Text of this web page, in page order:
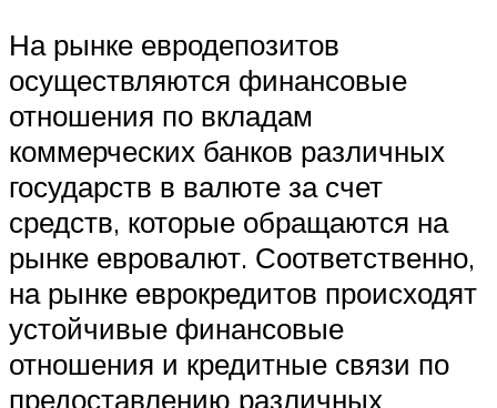
На рынке евродепозитов
осуществляются финансовые
отношения по вкладам
коммерческих банков различных
государств в валюте за счет
средств, которые обращаются на
рынке евровалют. Соответственно,
на рынке еврокредитов происходят
устойчивые финансовые
отношения и кредитные связи по
предоставлению различных